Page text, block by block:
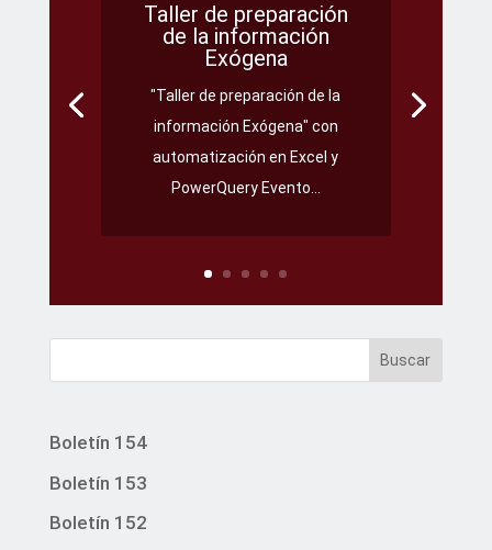
Taller de preparación
de la información
Exógena
"Taller de preparación de la
información Exógena" con
automatización en Excel y
PowerQuery Evento...
Buscar
Boletín 154
Boletín 153
Boletín 152